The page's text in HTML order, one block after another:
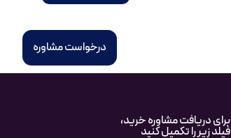
درخواست مشاوره
برای دریافت مشاوره خرید،
فیلد زیر را تکمیل کنید